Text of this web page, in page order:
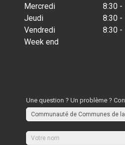
Mercredi
8:30 -
Jeudi
8:30 -
Vendredi
8:30 -
Week end
Une question ? Un problème ?